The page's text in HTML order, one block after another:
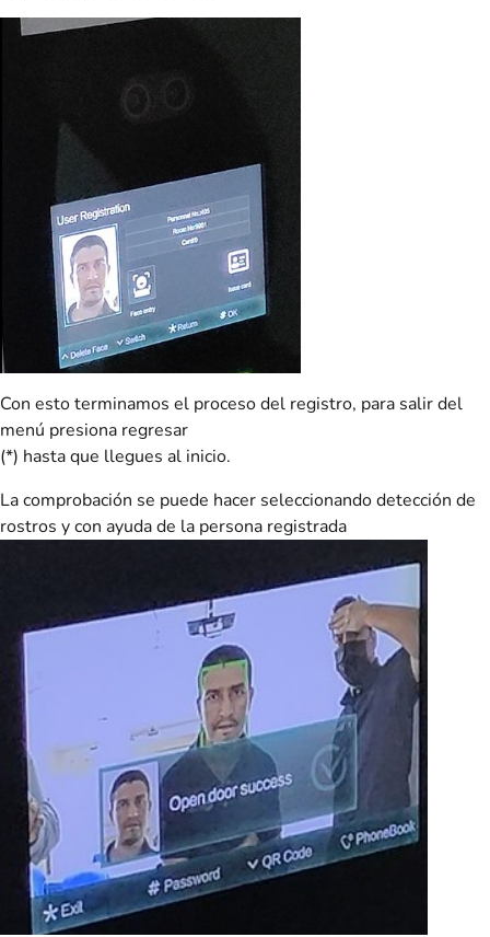
Con esto terminamos el proceso del registro, para salir del
menú presiona regresar
(*) hasta que llegues al inicio.
La comprobación se puede hacer seleccionando detección de
rostros y con ayuda de la persona registrada